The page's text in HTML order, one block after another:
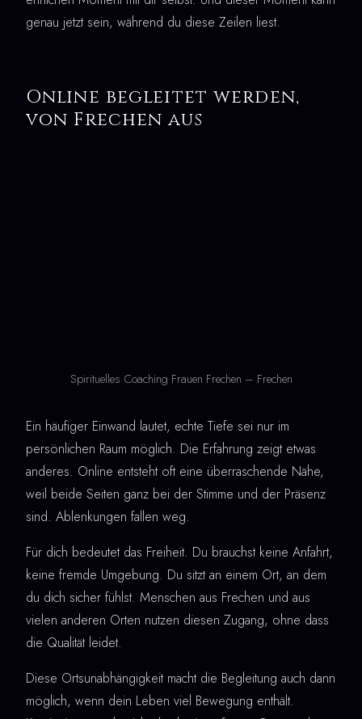
genau jetzt sein, während du diese Zeilen liest.
Online begleitet werden,
von Frechen aus
Spirituelles Coaching Frauen Frechen – Frechen
Ein häufiger Einwand lautet, echte Tiefe sei nur im
persönlichen Raum möglich. Die Erfahrung zeigt etwas
anderes. Online entsteht oft eine überraschende Nähe,
weil beide Seiten ganz bei der Stimme und der Präsenz
sind. Ablenkungen fallen weg.
Für dich bedeutet das Freiheit. Du brauchst keine Anfahrt,
keine fremde Umgebung. Du sitzt an einem Ort, an dem
du dich sicher fühlst. Menschen aus Frechen und aus
vielen anderen Orten nutzen diesen Zugang, ohne dass
die Qualität leidet.
Diese Ortsunabhängigkeit macht die Begleitung auch dann
möglich, wenn dein Leben viel Bewegung enthält.